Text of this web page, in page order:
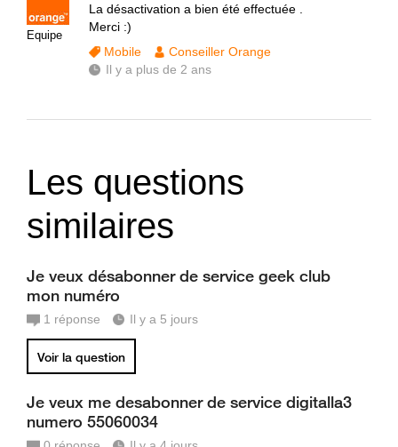
Equipe
La désactivation a bien été effectuée .
Merci :)
Mobile
Conseiller Orange
Il y a plus de 2 ans
Les questions
similaires
Je veux désabonner de service geek club
mon numéro
1 réponse Il y a 5 jours
Voir la question
Je veux me desabonner de service digitalla3
numero 55060034